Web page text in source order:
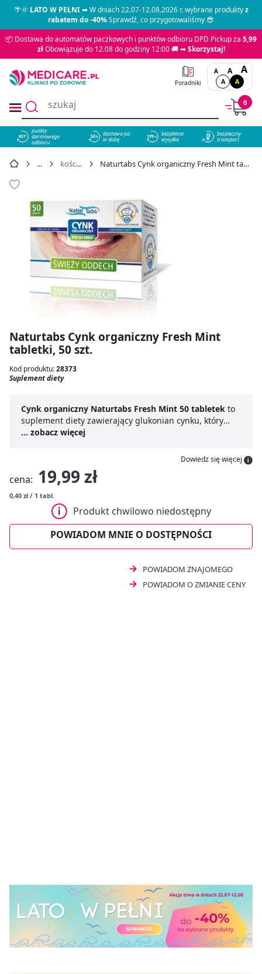
🌴🌞LATO W PEŁNI➡ W dniach 22.07-12.08.2026 r. wybrane produktyz
rabatem do -40%Sprawdź, co przygotowaliśmy 😎
📦 Dostawa do automatów paczkowych i punktów odbioru DPD Pickup za 5,99
złObowiązuje do 12.08 do godziny 12:00 🚚 ➡Skorzystaj!
Poradniki
A A A
A A
0
857
punkty
darmowego
odbioru
dostawa już
w dobę
bezpłatna
wysyłka
bezpieczny
transport
kości, stawy Naturtabs Cynk organiczny Fresh Mint tabletki, 50 szt. - cena 19,99 zł
Naturtabs Cynk organiczny Fresh Mint
tabletki, 50 szt.
Kod produktu:28373
Suplement diety
Cynk organiczny Naturtabs Fresh Mint 50 tabletek to
suplement diety zawierający glukonian cynku, który
wspomaga ochronę komórek przed stresem
funkcjonowania układu odpornościowego. Produkt
cukier, mogą przyczyniać się do utrzymania
dostępny jest w formie wygodnych tabletek, co
ułatwia jego codzienną suplementację.
... zobacz więcej
Dowiedz się więcej
cena: 19,99 zł
0,40 zł / 1 tabl.
Produkt chwilowo niedostępny
POWIADOM MNIE O DOSTĘPNOŚCI
POWIADOM ZNAJOMEGO
POWIADOM O ZMIANIE CENY